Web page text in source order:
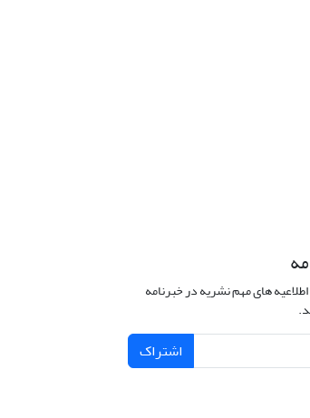
های مهم نشریه در خبرنامه
اشتراک